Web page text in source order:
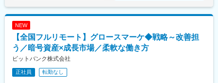
営陣の間近で業務を行うことが可能で、企業やサービスを動かし
変更の範囲：会社の定める業務
を持つPayPayカードのさらなる事業成長に寄与するために、デー
タを用いた分析によって顧客行動を可視化し次なる施策への示唆
を導く非常に重要なポジションです
・Google Analytics 4を用いた計測や分析はもちろん、基幹データ
やPayPayが保有する膨大なデータとの紐づけを行った分析も可能
NEW
【全国フルリモート】グロースマーケ◆戦略～改善担
う／暗号資産×成長市場／柔軟な働き方
ビットバンク株式会社
正社員 転勤なし